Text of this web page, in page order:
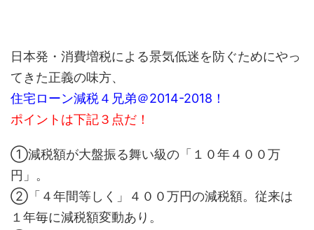
日本発・消費増税による景気低迷を防ぐためにやっ
てきた正義の味方、
住宅ローン減税４兄弟＠2014-2018！
ポイントは下記３点だ！
①減税額が大盤振る舞い級の「１０年４００万
円」。
②「４年間等しく」４００万円の減税額。従来は
１年毎に減税額変動あり。